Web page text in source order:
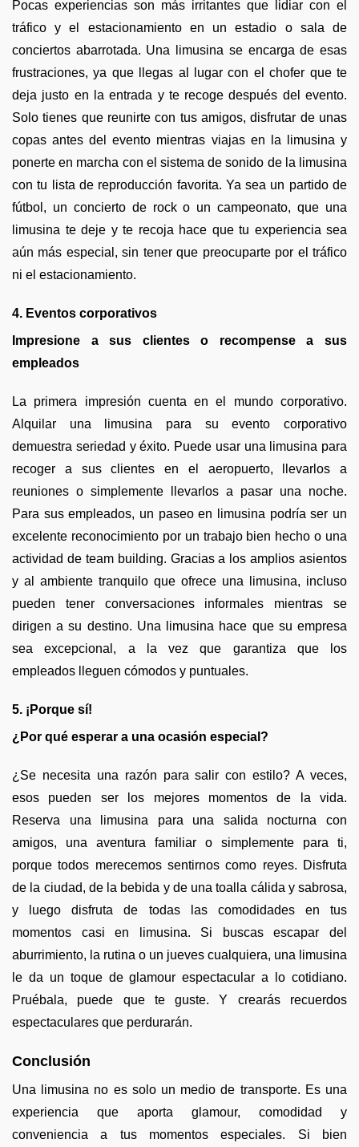
Pocas experiencias son más irritantes que lidiar con el
tráfico y el estacionamiento en un estadio o sala de
conciertos abarrotada. Una limusina se encarga de esas
frustraciones, ya que llegas al lugar con el chofer que te
deja justo en la entrada y te recoge después del evento.
Solo tienes que reunirte con tus amigos, disfrutar de unas
copas antes del evento mientras viajas en la limusina y
ponerte en marcha con el sistema de sonido de la limusina
con tu lista de reproducción favorita. Ya sea un partido de
fútbol, ​​un concierto de rock o un campeonato, que una
limusina te deje y te recoja hace que tu experiencia sea
aún más especial, sin tener que preocuparte por el tráfico
ni el estacionamiento.
4. Eventos corporativos
Impresione a sus clientes o recompense a sus
empleados
La primera impresión cuenta en el mundo corporativo.
Alquilar una limusina para su evento corporativo
demuestra seriedad y éxito. Puede usar una limusina para
recoger a sus clientes en el aeropuerto, llevarlos a
reuniones o simplemente llevarlos a pasar una noche.
Para sus empleados, un paseo en limusina podría ser un
excelente reconocimiento por un trabajo bien hecho o una
actividad de team building. Gracias a los amplios asientos
y al ambiente tranquilo que ofrece una limusina, incluso
pueden tener conversaciones informales mientras se
dirigen a su destino. Una limusina hace que su empresa
sea excepcional, a la vez que garantiza que los
empleados lleguen cómodos y puntuales.
5. ¡Porque sí!
¿Por qué esperar a una ocasión especial?
¿Se necesita una razón para salir con estilo? A veces,
esos pueden ser los mejores momentos de la vida.
Reserva una limusina para una salida nocturna con
amigos, una aventura familiar o simplemente para ti,
porque todos merecemos sentirnos como reyes. Disfruta
de la ciudad, de la bebida y de una toalla cálida y sabrosa,
y luego disfruta de todas las comodidades en tus
momentos casi en limusina. Si buscas escapar del
aburrimiento, la rutina o un jueves cualquiera, una limusina
le da un toque de glamour espectacular a lo cotidiano.
Pruébala, puede que te guste. Y crearás recuerdos
espectaculares que perdurarán.
Conclusión
Una limusina no es solo un medio de transporte. Es una
experiencia que aporta glamour, comodidad y
conveniencia a tus momentos especiales. Si bien